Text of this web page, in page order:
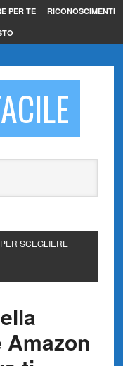
PER TE RICONOSCIMENTI
PER SCEGLIERE